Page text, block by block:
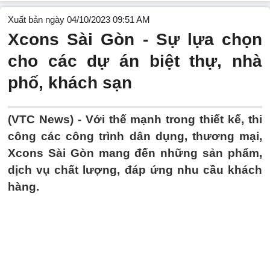
Xuất bản ngày 04/10/2023 09:51 AM
Xcons Sài Gòn - Sự lựa chọn
cho các dự án biệt thự, nhà
phố, khách sạn
(VTC News) - Với thế mạnh trong thiết kế, thi
công các công trình dân dụng, thương mại,
Xcons Sài Gòn mang đến những sản phẩm,
dịch vụ chất lượng, đáp ứng nhu cầu khách
hàng.